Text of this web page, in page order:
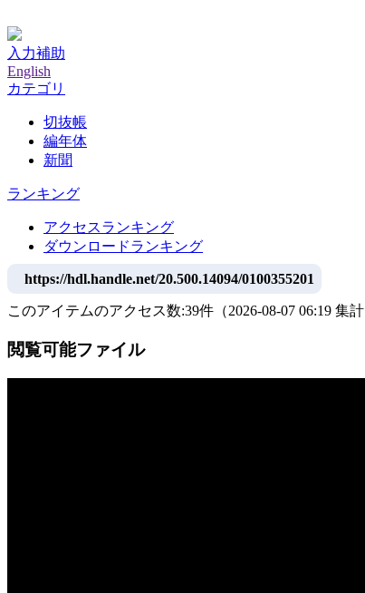
入力補助
English
カテゴリ
切抜帳
編年体
新聞
ランキング
アクセスランキング
ダウンロードランキング
https://hdl.handle.net/20.500.14094/0100355201
このアイテムのアクセス数:39件 （2026-08-07 06:19 集計
閲覧可能ファイル